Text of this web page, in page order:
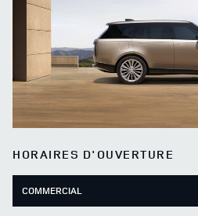
HORAIRES D'OUVERTURE
COMMERCIAL